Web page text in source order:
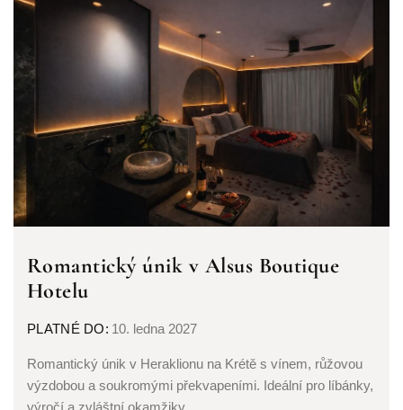
Romantický únik v Alsus Boutique
Hotelu
PLATNÉ DO: 10. ledna 2027
Romantický únik v Heraklionu na Krétě s vínem, růžovou
výzdobou a soukromými překvapeními. Ideální pro líbánky,